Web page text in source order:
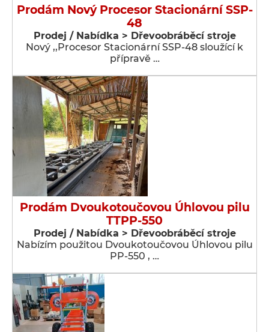
Prodám Nový Procesor Stacionární SSP-
48
Prodej / Nabídka > Dřevoobráběcí stroje
Nový ,,Procesor Stacionární SSP-48 sloužící k
přípravě …
Prodám Dvoukotoučovou Úhlovou pilu
TTPP-550
Prodej / Nabídka > Dřevoobráběcí stroje
Nabízím použitou Dvoukotoučovou Úhlovou pilu
PP-550 , …